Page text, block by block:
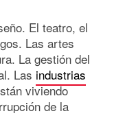
El teatro, el
Las artes
La gestión del
Las industrias
viviendo
de la